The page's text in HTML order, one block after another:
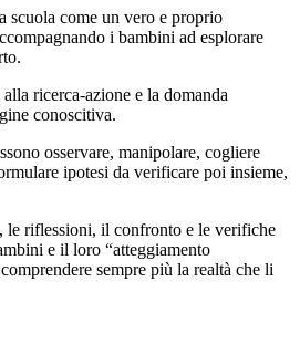
come un vero e proprio
i bambini ad esplorare
ricerca-azione e la domanda
conoscitiva.
osservare, manipolare, cogliere
ipotesi da verificare poi insieme,
le riflessioni, il confronto e le verifiche
e il loro “atteggiamento
sempre più la realtà che li